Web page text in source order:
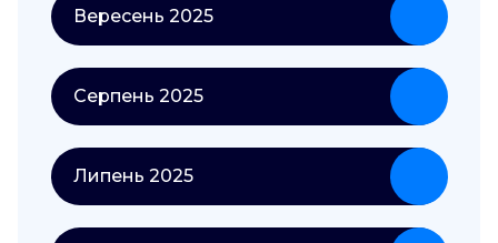
Вересень 2025
Серпень 2025
Липень 2025